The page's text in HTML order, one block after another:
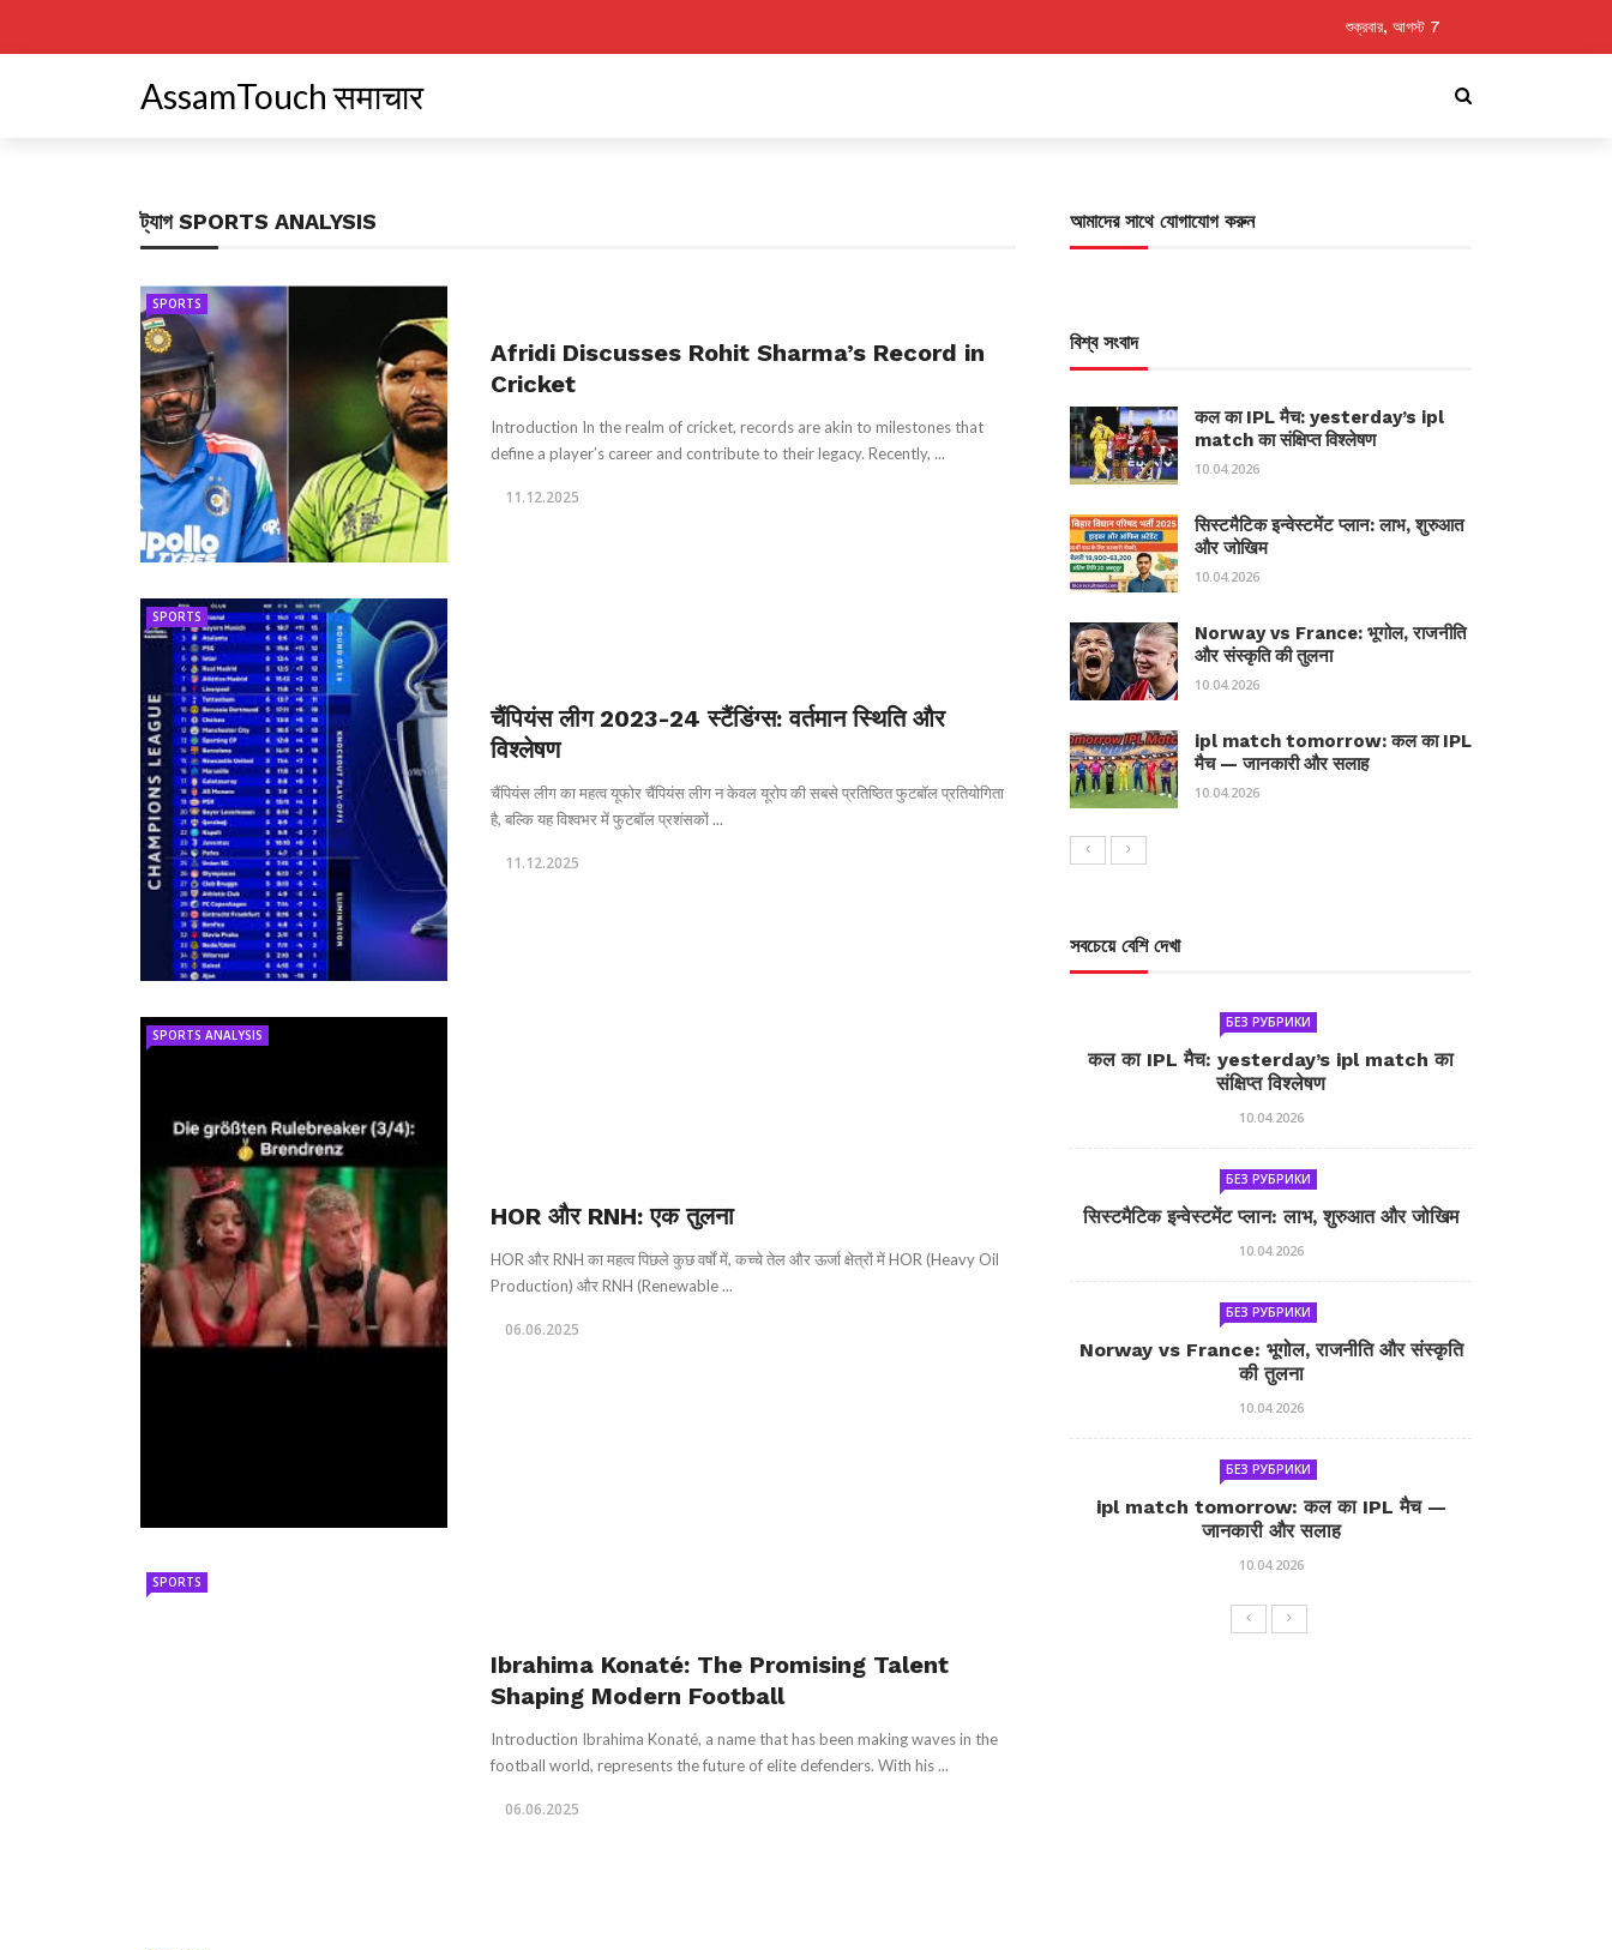
শুক্রবার, আগস্ট 7
AssamTouch समाचार
ট্যাগSPORTS ANALYSIS
SPORTS
Afridi Discusses Rohit Sharma’s Record in
Cricket
Introduction In the realm of cricket, records are akin to milestones that
define a player’s career and contribute to their legacy. Recently, ...
11.12.2025
SPORTS
चैंपियंस लीग 2023-24 स्टैंडिंग्स: वर्तमान स्थिति और
विश्लेषण
चैंपियंस लीग का महत्व यूफोर चैंपियंस लीग न केवल यूरोप की सबसे प्रतिष्ठित फुटबॉल प्रतियोगिता
है, बल्कि यह विश्वभर में फुटबॉल प्रशंसकों ...
11.12.2025
SPORTS ANALYSIS
HOR और RNH: एक तुलना
HOR और RNH का महत्व पिछले कुछ वर्षों में, कच्चे तेल और ऊर्जा क्षेत्रों में HOR (Heavy Oil
Production) और RNH (Renewable ...
06.06.2025
SPORTS
Ibrahima Konaté: The Promising Talent
Shaping Modern Football
Introduction Ibrahima Konaté, a name that has been making waves in the
football world, represents the future of elite defenders. With his ...
06.06.2025
আমাদের সাথে যোগাযোগ করুন
বিশ্ব সংবাদ
कल का IPL मैच: yesterday’s ipl
match का संक्षिप्त विश्लेषण
10.04.2026
सिस्टमैटिक इन्वेस्टमेंट प्लान: लाभ, शुरुआत
और जोखिम
10.04.2026
Norway vs France: भूगोल, राजनीति
और संस्कृति की तुलना
10.04.2026
ipl match tomorrow: कल का IPL
मैच — जानकारी और सलाह
10.04.2026
সবচেয়ে বেশি দেখা
БЕЗ РУБРИКИ
कल का IPL मैच: yesterday’s ipl match का
संक्षिप्त विश्लेषण
10.04.2026
БЕЗ РУБРИКИ
सिस्टमैटिक इन्वेस्टमेंट प्लान: लाभ, शुरुआत और जोखिम
10.04.2026
БЕЗ РУБРИКИ
Norway vs France: भूगोल, राजनीति और संस्कृति
की तुलना
10.04.2026
БЕЗ РУБРИКИ
ipl match tomorrow: कल का IPL मैच —
जानकारी और सलाह
10.04.2026